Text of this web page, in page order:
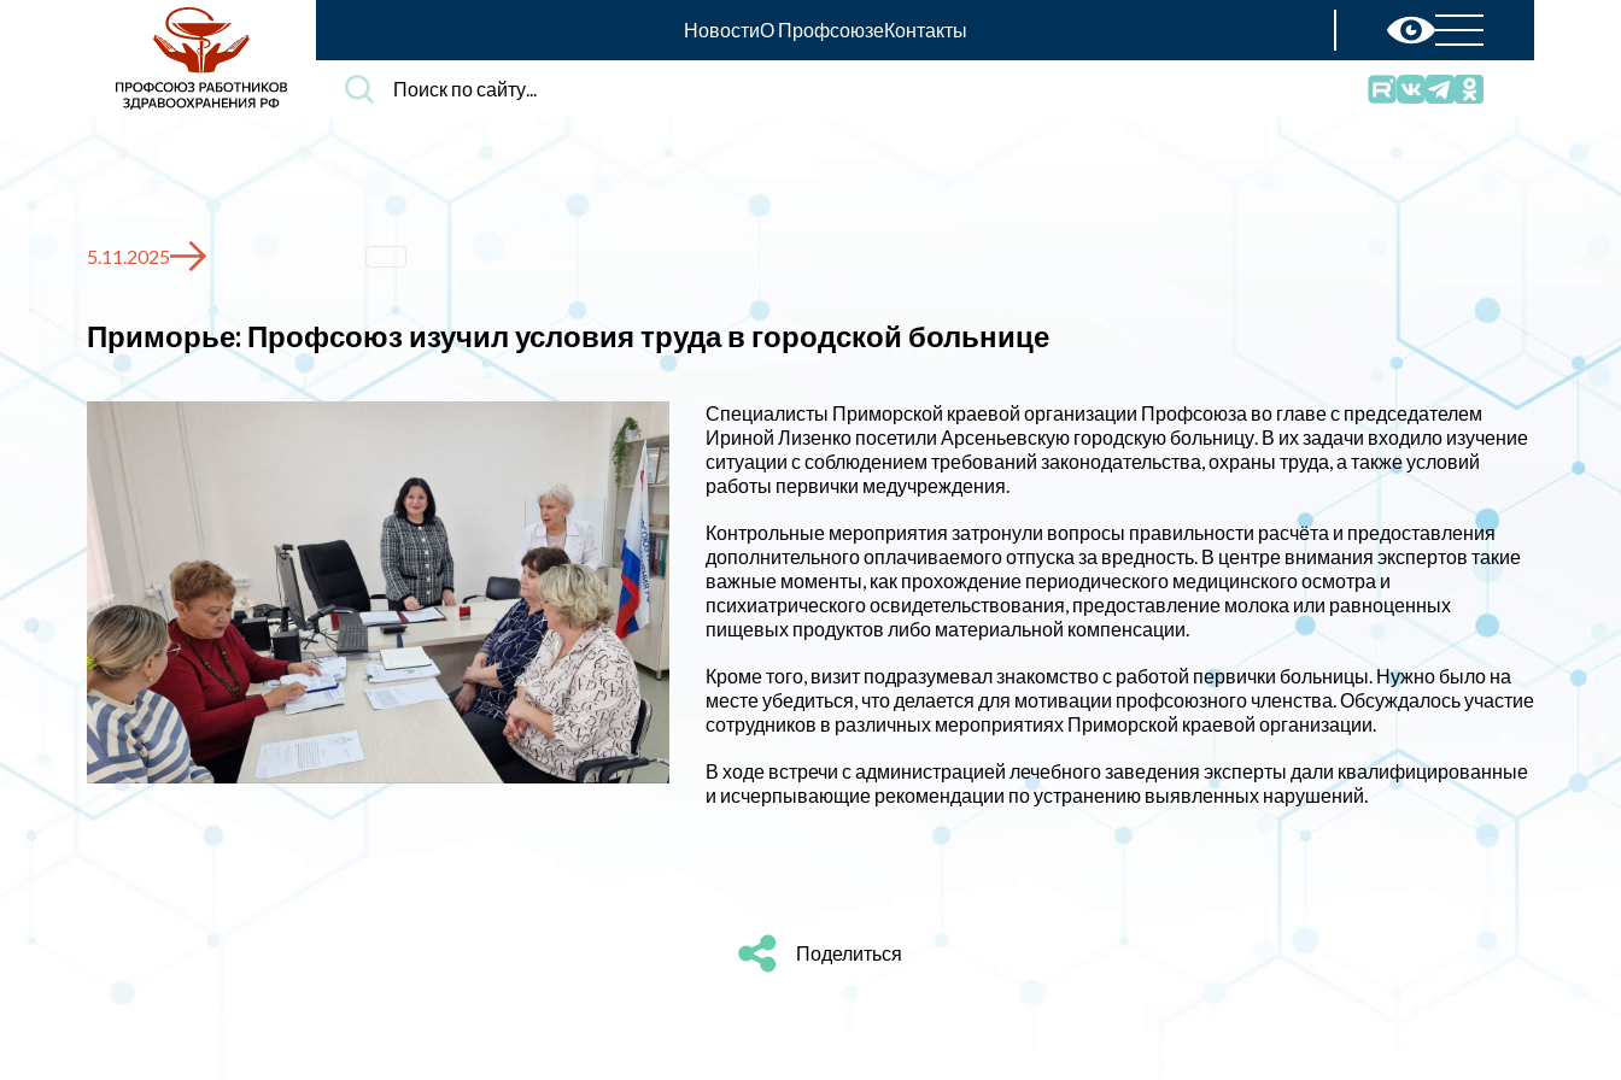
НовостиО ПрофсоюзеКонтакты
Поиск
по
5.11.2025
Приморье: Профсоюз изучил условия труда в городской больнице
Специалисты Приморской краевой организации Профсоюза во главе с председателем
Ириной Лизенко посетили Арсеньевскую городскую больницу. В их задачи входило изучение
ситуации с соблюдением требований законодательства, охраны труда, а также условий
работы первички медучреждения.
Контрольные мероприятия затронули вопросы правильности расчёта и предоставления
дополнительного оплачиваемого отпуска за вредность. В центре внимания экспертов такие
важные моменты, как прохождение периодического медицинского осмотра и
психиатрического освидетельствования, предоставление молока или равноценных
пищевых продуктов либо материальной компенсации.
Кроме того, визит подразумевал знакомство с работой первички больницы. Нужно было на
месте убедиться, что делается для мотивации профсоюзного членства. Обсуждалось участие
сотрудников в различных мероприятиях Приморской краевой организации.
В ходе встречи с администрацией лечебного заведения эксперты дали квалифицированные
и исчерпывающие рекомендации по устранению выявленных нарушений.
Поделиться